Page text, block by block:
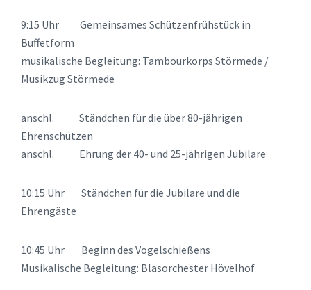
9:15 Uhr Gemeinsames Schützenfrühstück in
Buffetform
musikalische Begleitung: Tambourkorps Störmede /
Musikzug Störmede
anschl. Ständchen für die über 80-jährigen
Ehrenschützen
anschl. Ehrung der 40- und 25-jährigen Jubilare
10:15 Uhr Ständchen für die Jubilare und die
Ehrengäste
10:45 Uhr Beginn des Vogelschießens
Musikalische Begleitung: Blasorchester Hövelhof